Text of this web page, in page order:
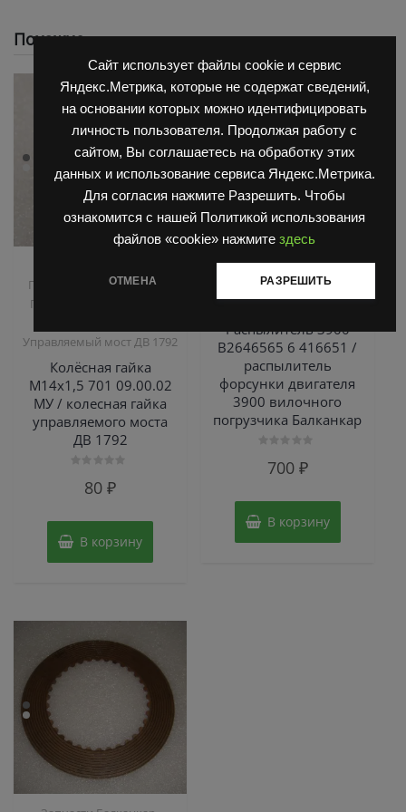
Сайт использует файлы cookie и сервис
Яндекс.Метрика, которые не содержат сведений,
на основании которых можно идентифицировать
личность пользователя. Продолжая работу с
сайтом, Вы соглашаетесь на обработку этих
данных и использование сервиса Яндекс.Метрика.
Для согласия нажмите Разрешить. Чтобы
ознакомится с нашей Политикой использования
файлов «cookie» нажмите здесь
ОТМЕНА РАЗРЕШИТЬ
Похожие
Погрузчик ДВ 1661 , 1621
Погрузчик ДВ 1792, 1788,
Управляемый мост ДВ 1792
Колёсная гайка
М14х1,5 701 09.00.02
МУ / колесная гайка
управляемого моста
ДВ 1792
80₽
В корзину
Двигатель Д3900,Запчасти
Балканкар,ТНВД
2500/3900
Распылитель 3900
B2646565 6 416651 /
распылитель
форсунки двигателя
3900 вилочного
погрузчика Балканкар
700 ₽
В корзину